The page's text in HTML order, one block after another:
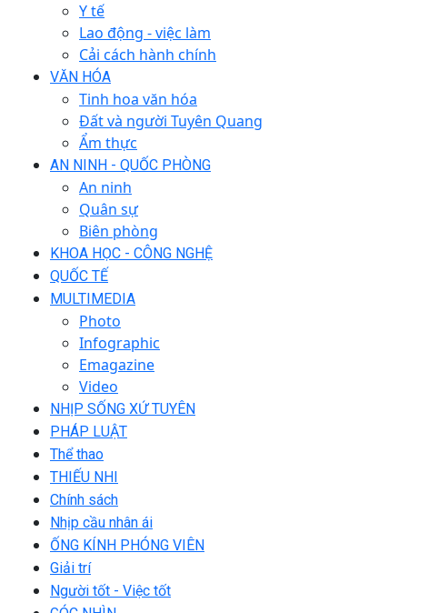
Y tế
Lao động - việc làm
Cải cách hành chính
VĂN HÓA
Tinh hoa văn hóa
Đất và người Tuyên Quang
Ẩm thực
AN NINH - QUỐC PHÒNG
An ninh
Quân sự
Biên phòng
KHOA HỌC - CÔNG NGHỆ
QUỐC TẾ
MULTIMEDIA
Photo
Infographic
Emagazine
Video
NHỊP SỐNG XỨ TUYÊN
PHÁP LUẬT
Thể thao
THIẾU NHI
Chính sách
Nhịp cầu nhân ái
ỐNG KÍNH PHÓNG VIÊN
Giải trí
Người tốt - Việc tốt